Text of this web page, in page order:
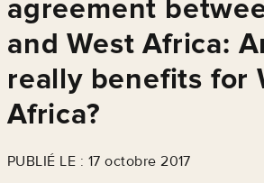
agreement
and West Africa:
really benefits for
Africa?
PUBLIÉ LE : 17 octobre 2017